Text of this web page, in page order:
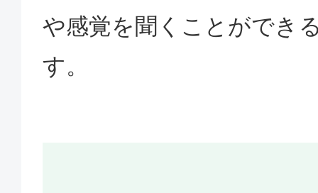
や感覚を聞くことができ
す。